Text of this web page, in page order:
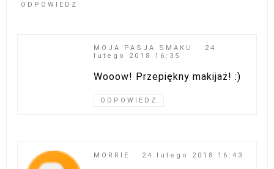
ODPOWIEDZ
MOJA PASJA SMAKU
24
lutego 2018 16:35
Wooow! Przepiękny makijaż! :)
ODPOWIEDZ
MORRIE 24 lutego 2018 16:43